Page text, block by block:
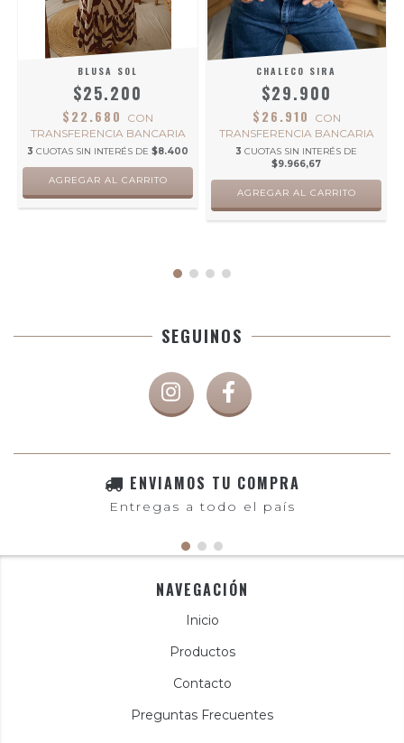
BLUSA SOL
$25.200
$22.680
CON
TRANSFERENCIA BANCARIA
3 CUOTAS SIN INTERÉS DE $8.400
AGREGAR AL CARRITO
CHALECO SIRA
$29.900
$26.910
CON
TRANSFERENCIA BANCARIA
3 CUOTAS SIN INTERÉS DE
$9.966,67
AGREGAR AL CARRITO
SEGUINOS
ENVIAMOS TU COMPRA
Entregas a todo el país
NAVEGACIÓN
Inicio
Productos
Contacto
Preguntas Frecuentes